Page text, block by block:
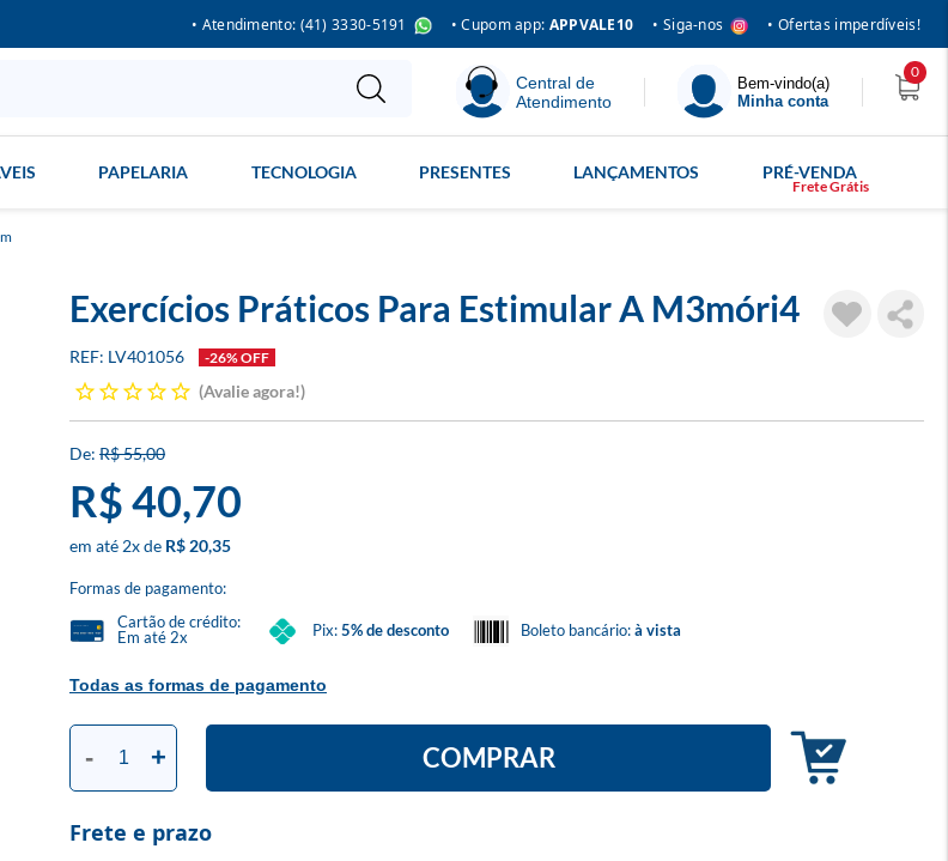
• Atendimento: (41) 3330-5191 • Cupom app: APPVALE10 • Siga-nos • Ofertas imperdíveis!
Central de
Atendimento
Bem-vindo(a)
Minha conta
0
PAPELARIA TECNOLOGIA PRESENTES LANÇAMENTOS PRÉ-VENDA
Exercícios Práticos Para Estimular A M3móri4
LV401056 -26% OFF
Avalie agora!
R$ 55,00
R$ 40,70
2x R$ 20,35
Formas de pagamento:
Todas as formas de pagamento
Cartão de crédito:
Em até 2x
Pix:5% de desconto Boleto bancário:à vista
- + COMPRAR
Frete e prazo